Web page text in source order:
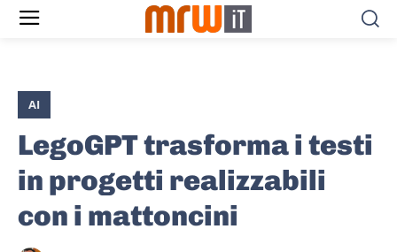
AI
LegoGPT trasforma i testi
in progetti realizzabili
con i mattoncini